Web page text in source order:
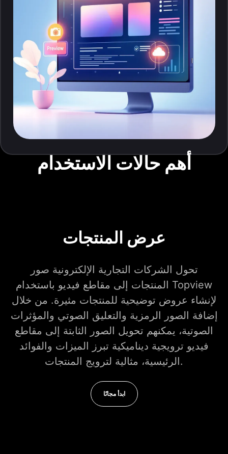
أهم حالات الاستخدام
عرض المنتجات
تحول الشركات التجارية الإلكترونية صور
المنتجات إلى مقاطع فيديو باستخدام Topview
لإنشاء عروض توضيحية للمنتجات مثيرة. من خلال
إضافة الصور الرمزية والتعليق الصوتي والمؤثرات
الصوتية، يمكنهم تحويل الصور الثابتة إلى مقاطع
فيديو ترويجية ديناميكية تبرز الميزات والفوائد
الرئيسية، مثالية لترويج المنتجات.
ابدأ مجانًا